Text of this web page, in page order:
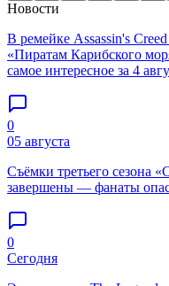
Новости
В ремейке Assassin's
«Пиратам Карибского
самое интересное за 4
0
05 августа
Съёмки третьего сезона
завершены — фанаты
0
Сегодня